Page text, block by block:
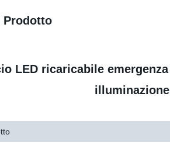
Prodotto
LED ricaricabile